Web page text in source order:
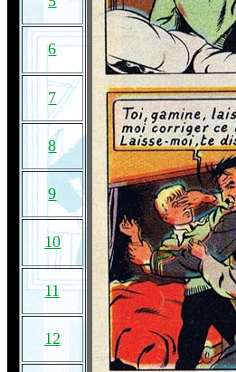
6
7
8
9
10
11
12